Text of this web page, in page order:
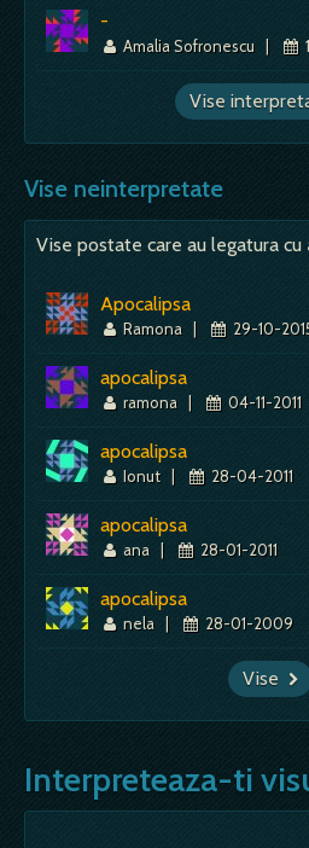
-
Amalia Sofronescu |
Vise
Vise neinterpretate
Vise postate care au legatura cu
Apocalipsa
Ramona | 29-10-
apocalipsa
ramona | 04-11-2011
apocalipsa
Ionut | 28-04-2011
apocalipsa
ana | 28-01-2011
apocalipsa
nela | 28-01-2009
Vise
Interpreteaza-ti